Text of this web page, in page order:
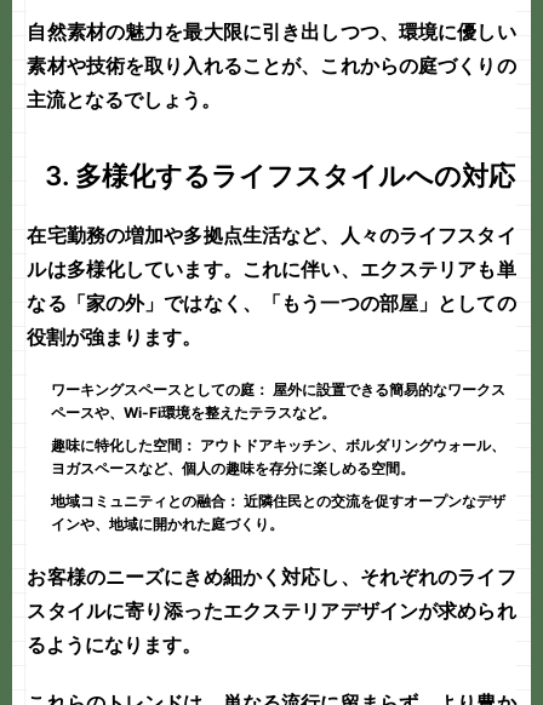
自然素材の魅力を最大限に引き出しつつ、環境に優しい
素材や技術を取り入れることが、これからの庭づくり の
主流となるでしょう。
3. 多様化するライフスタイルへの対応
在宅勤務の増加や多拠点生活など、人々のライフスタイ
ルは多様化しています。これに伴い、エクステリアも単
なる「家の外」ではなく、「もう一つの部屋」としての
役割が強まります。
ワーキングスペースとしての庭： 屋外に設置できる簡易的なワークス
ペースや、Wi-Fi環境を整えたテラスなど。
趣味に特化した空間： アウトドアキッチン、ボルダリングウォール、
ヨガスペースなど、個人の趣味を存分に楽しめる空間。
地域コミュニティとの融合： 近隣住民との交流を促すオープンなデザ
インや、地域に開かれた庭づくり。
お客様のニーズにきめ細かく対応し、それぞれのライフ
スタイルに寄り添ったエクステリアデザインが求められ
るようになります。